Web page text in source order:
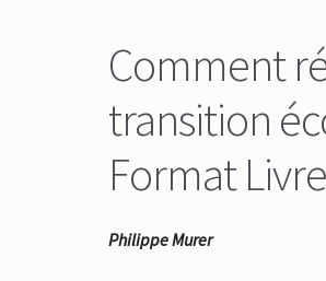
Comment
transition
Format Livre
Philippe Murer